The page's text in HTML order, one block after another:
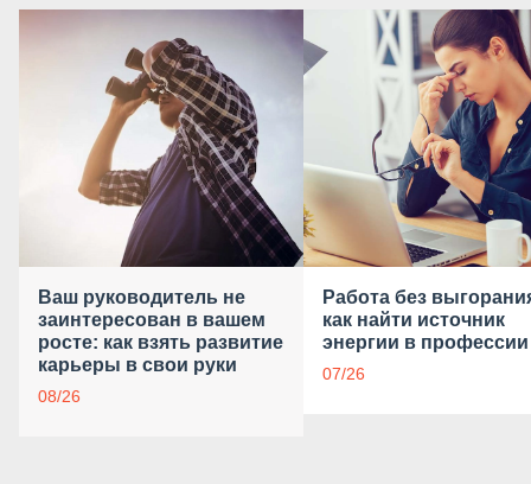
Ваш руководитель не
заинтересован в вашем
росте: как взять развитие
карьеры в свои руки
08/26
Работа без
как найти источник
энергии в профессии
07/26